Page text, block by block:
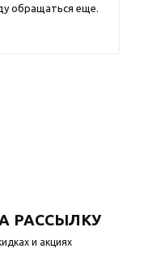
обращаться еще.
РАССЫЛКУ
и акциях